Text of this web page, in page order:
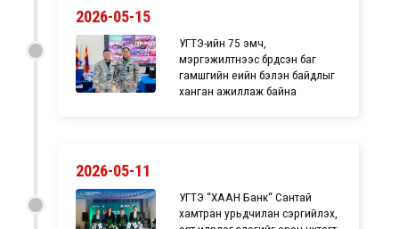
2026-05-15
УГТЭ-ийн 75 эмч,
мэргэжилтнээс бүрдсэн баг
гамшгийн үеийн бэлэн байдлыг
ханган ажиллаж байна
2026-05-11
УГТЭ “ХААН Банк“ Сантай
хамтран урьдчилан сэргийлэх,